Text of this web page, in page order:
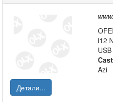
i12
Azi
Детали...